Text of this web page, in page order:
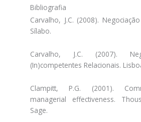
Bibliografia
Carvalho, J.C. (2008).
Sílabo.
Carvalho, J.C. (2007).
(In)competentes Relacionais.
Clampitt, P.G. (2001).
managerial effectiveness.
Sage.